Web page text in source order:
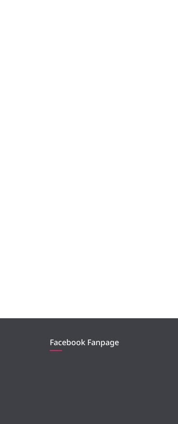
Facebook Fanpage